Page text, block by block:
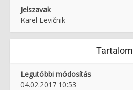
Jelszavak
Karel Levičnik
Tartalom
Legutóbbi módosítás
04.02.2017 10:53